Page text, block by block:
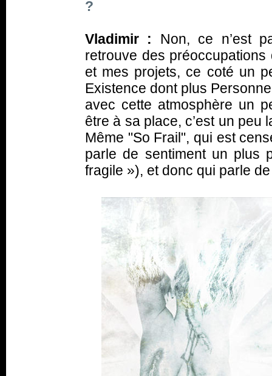
?
Vladimir : Non, ce n’est
retrouve des
et mes projets, ce coté un
Existence dont plus
avec cette atmosphère un
être à sa place, c’est un peu
Même "So Frail", qui est
parle de sentiment un plus
fragile »), et donc qui parle